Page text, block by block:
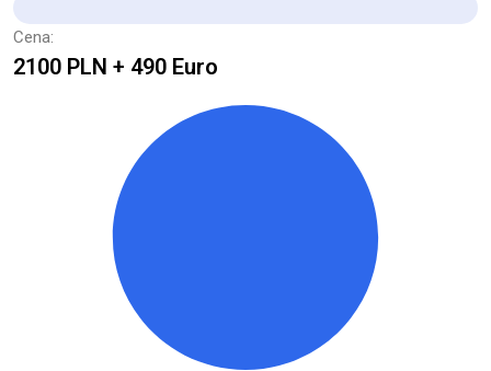
Cena:
2100 PLN + 490 Euro